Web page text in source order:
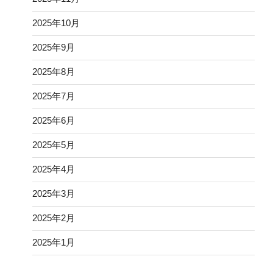
2025年10月
2025年9月
2025年8月
2025年7月
2025年6月
2025年5月
2025年4月
2025年3月
2025年2月
2025年1月